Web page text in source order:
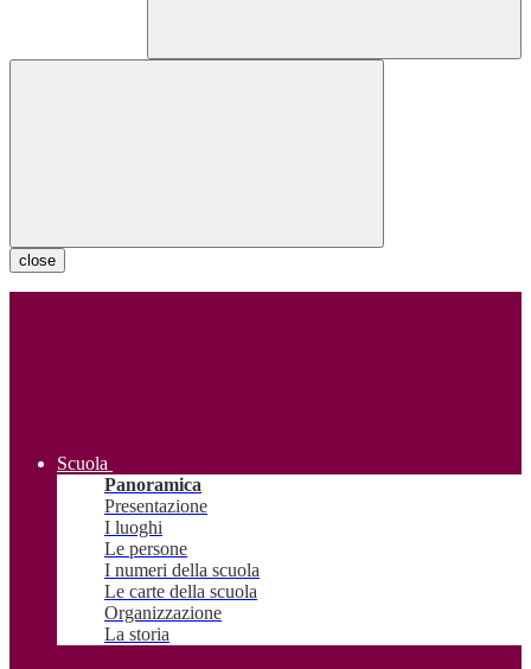
close
Scuola
Panoramica
Presentazione
I luoghi
Le persone
I numeri della scuola
Le carte della scuola
Organizzazione
La storia